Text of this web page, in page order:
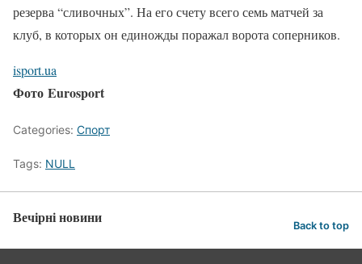
резерва “сливочных”. На его счету всего семь матчей за
клуб, в которых он единожды поражал ворота соперников.
isport.ua
Фото Eurosport
Categories: Спорт
Tags: NULL
Вечірні новини Back to top